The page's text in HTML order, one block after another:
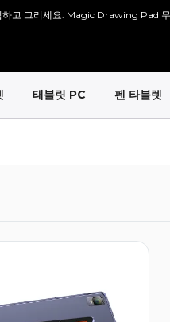
하고 그리세요. Magic Drawing Pad
많은 분들이 기다려주신 [Artist 15.6
태블릿 PC 펜 타블렛